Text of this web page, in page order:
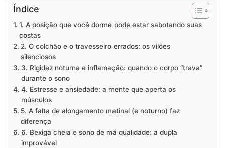
Índice
1. A posição que você dorme pode estar sabotando suas
costas
2. O colchão e o travesseiro errados: os vilões
silenciosos
3. Rigidez noturna e inflamação: quando o corpo “trava”
durante o sono
4. Estresse e ansiedade: a mente que aperta os
músculos
5. A falta de alongamento matinal (e noturno) faz
diferença
6. Bexiga cheia e sono de má qualidade: a dupla
improvável